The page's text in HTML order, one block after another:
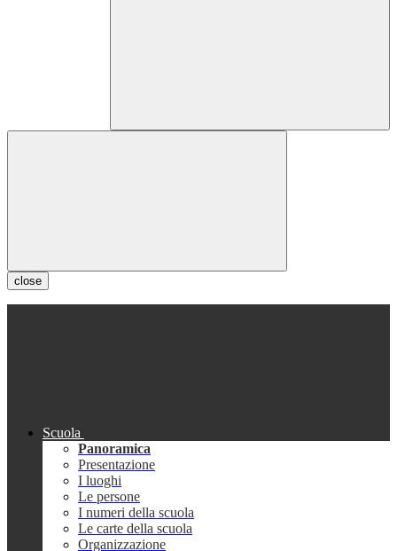
close
Scuola
Panoramica
Presentazione
I luoghi
Le persone
I numeri della scuola
Le carte della scuola
Organizzazione